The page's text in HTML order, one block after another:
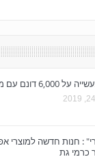
דונם עם מעל 12,000 משרות
: חנות חדשה למוצרי
כרמי גת